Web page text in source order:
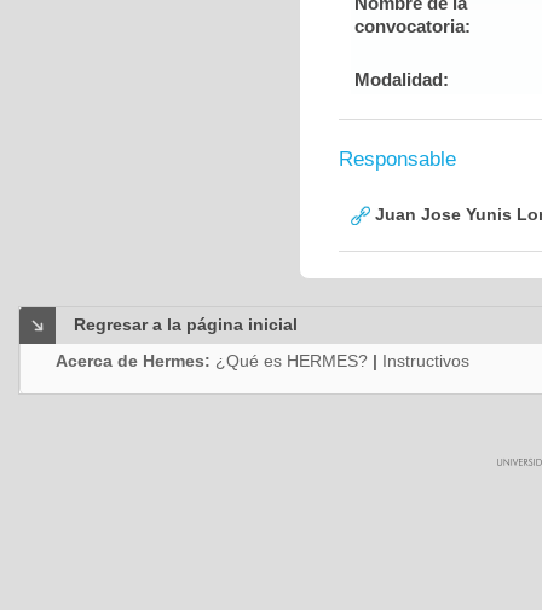
convocatoria:
Modalidad:
Responsable
Juan Jose Yunis
Regresar a la página inicial
Acerca de Hermes: ¿Qué es HERMES? | Instructivos